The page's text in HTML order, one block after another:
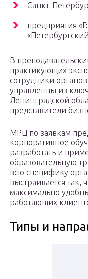
Санкт-
предприятия
В
практикующих
сотрудники
управленцы из
Ленинградской
представители
МРЦ по заявкам
корпоративное
разработать и
образовательную
всю специфику
выстраивается так,
максимально
работающих
Типы и